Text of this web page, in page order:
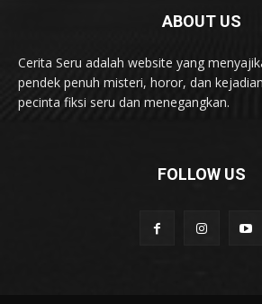
ABOUT US
Cerita Seru adalah website yang
pendek penuh misteri, horor, dan
pecinta fiksi seru dan menegangkan.
FOLLOW US